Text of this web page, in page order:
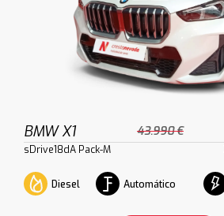
BMW X1 43.990 €
sDrive18dA Pack-M
Diesel Automático